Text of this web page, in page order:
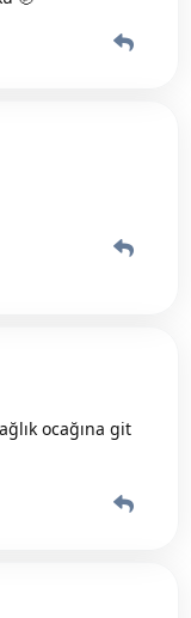
ocağına git